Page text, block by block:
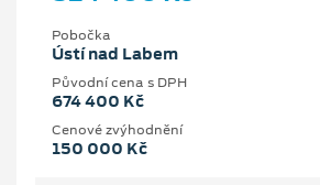
Pobočka
Ústí nad Labem
Původní cena s DPH
674 400 Kč
Cenové zvýhodnění
150 000 Kč